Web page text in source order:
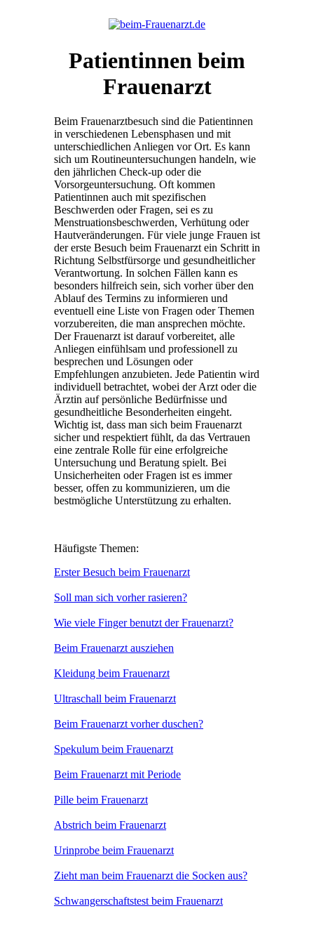
Patientinnen beim
Frauenarzt
Beim Frauenarztbesuch sind die Patientinnen
in verschiedenen Lebensphasen und mit
unterschiedlichen Anliegen vor Ort. Es kann
sich um Routineuntersuchungen handeln, wie
den jährlichen Check-up oder die
Vorsorgeuntersuchung. Oft kommen
Patientinnen auch mit spezifischen
Beschwerden oder Fragen, sei es zu
Menstruationsbeschwerden, Verhütung oder
Hautveränderungen. Für viele junge Frauen ist
der erste Besuch beim Frauenarzt ein Schritt in
Richtung Selbstfürsorge und gesundheitlicher
Verantwortung. In solchen Fällen kann es
besonders hilfreich sein, sich vorher über den
Ablauf des Termins zu informieren und
eventuell eine Liste von Fragen oder Themen
vorzubereiten, die man ansprechen möchte.
Der Frauenarzt ist darauf vorbereitet, alle
Anliegen einfühlsam und professionell zu
besprechen und Lösungen oder
Empfehlungen anzubieten. Jede Patientin wird
individuell betrachtet, wobei der Arzt oder die
Ärztin auf persönliche Bedürfnisse und
gesundheitliche Besonderheiten eingeht.
Wichtig ist, dass man sich beim Frauenarzt
sicher und respektiert fühlt, da das Vertrauen
eine zentrale Rolle für eine erfolgreiche
Untersuchung und Beratung spielt. Bei
Unsicherheiten oder Fragen ist es immer
besser, offen zu kommunizieren, um die
bestmögliche Unterstützung zu erhalten.
Häufigste Themen:
Erster Besuch beim Frauenarzt
Soll man sich vorher rasieren?
Wie viele Finger benutzt der Frauenarzt?
Beim Frauenarzt ausziehen
Kleidung beim Frauenarzt
Ultraschall beim Frauenarzt
Beim Frauenarzt vorher duschen?
Spekulum beim Frauenarzt
Beim Frauenarzt mit Periode
Pille beim Frauenarzt
Abstrich beim Frauenarzt
Urinprobe beim Frauenarzt
Zieht man beim Frauenarzt die Socken aus?
Schwangerschaftstest beim Frauenarzt